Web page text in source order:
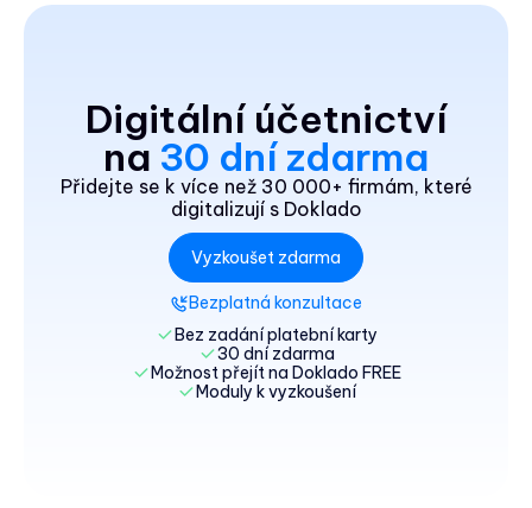
Digitální účetnictví
na 30 dní zdarma
Přidejte se k více než 30 000+ firmám, které
digitalizují s Doklado
Vyzkoušet zdarma
Bezplatná konzultace
Bez zadání platební karty
30 dní zdarma
Možnost přejít na Doklado FREE
Moduly k vyzkoušení